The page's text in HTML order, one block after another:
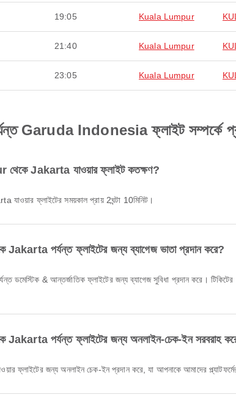
19:05 Kuala Lumpur KUL
21:40 Kuala Lumpur KUL
23:05 Kuala Lumpur KUL
Indonesia ফ্লাইট সম্পর্কে
Jakarta যাওয়ার ফ্লাইট কতক্ষণ?
ফ্লাইটের সময়কাল প্রায় 2ঘন্টা 10মিনিট।
পর্যন্ত ফ্লাইটের জন্য ব্যাগেজ ভাতা প্রদান করে?
পর্যন্ত ফ্লাইটের জন্য অনলাইন-চেক-ইন সরবরাহ
জন্য অনলাইন চেক-ইন প্রদান করে, যা আপনাকে আমাদের